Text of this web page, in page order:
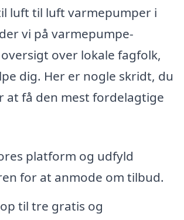
luft til luft varmepumper i
vi på varmepumpe-
over lokale fagfolk,
dig. Her er nogle skridt, du
at få den mest fordelagtige
platform og udfyld
for at anmode om tilbud.
til tre gratis og